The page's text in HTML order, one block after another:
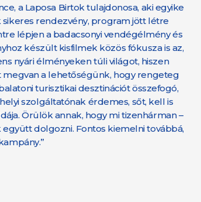
a Laposa Birtok tulajdonosa, aki egyike
sikeres rendezvény, program jött létre
lépjen a badacsonyi vendégélmény és
készült kisfilmek közös fókusza is az,
nyári élményeken túli világot, hiszen
megvan a lehetőségünk, hogy rengeteg
turisztikai desztinációt összefogó,
szolgáltatónak érdemes, sőt, kell is
Örülök annak, hogy mi tizenhárman –
dolgozni. Fontos kiemelni továbbá,